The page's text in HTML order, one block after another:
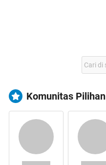
Komunitas Pilihan